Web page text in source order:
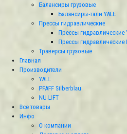
Балансиры грузовые
Балансиры-тали YALE
Прессы гидравлические
Прессы гидравлические
Прессы гидравлические
Траверсы грузовые
Главная
Производители
YALE
PFAFF Silberblau
NU-LIFT
Все товары
Инфо
О компании